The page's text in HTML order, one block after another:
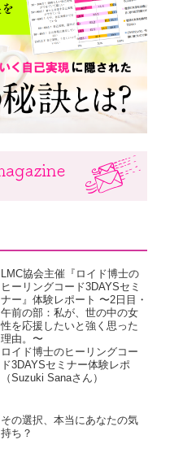
LMC協会主催『ロイド博士の
ヒーリングコード3DAYSセミ
ナー』体験レポート 〜2日目・
午前の部：私が、世の中の女
性を応援したいと強く思った
理由。〜
ロイド博士のヒーリングコー
ド3DAYSセミナー体験レポ
（Suzuki Sanaさん）
その選択、本当にあなたの気
持ち？